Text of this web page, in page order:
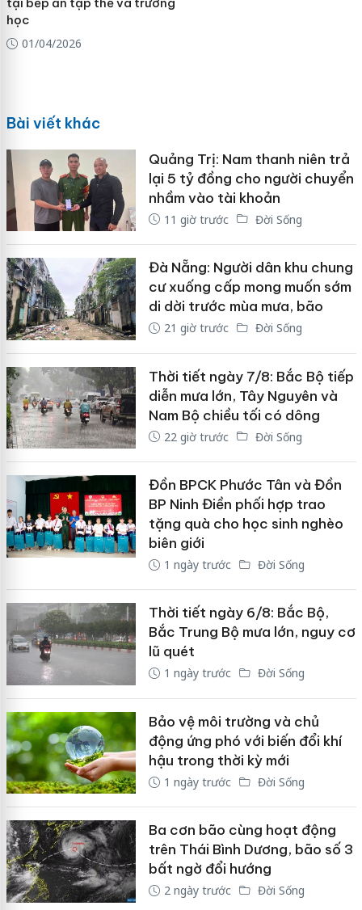
học
01/04/2026
Bài viết khác
Quảng Trị: Nam thanh niên trả
lại 5 tỷ đồng cho người chuyển
nhầm vào tài khoản
11 giờ trước Đời Sống
Đà Nẵng: Người dân khu chung
cư xuống cấp mong muốn sớm
di dời trước mùa mưa, bão
21 giờ trước Đời Sống
Thời tiết ngày 7/8: Bắc Bộ tiếp
diễn mưa lớn, Tây Nguyên và
Nam Bộ chiều tối có dông
22 giờ trước Đời Sống
Đồn BPCK Phước Tân và Đồn
BP Ninh Điền phối hợp trao
tặng quà cho học sinh nghèo
biên giới
1 ngày trước Đời Sống
Thời tiết ngày 6/8: Bắc Bộ,
Bắc Trung Bộ mưa lớn, nguy cơ
lũ quét
1 ngày trước Đời Sống
Bảo vệ môi trường và chủ
động ứng phó với biến đổi khí
hậu trong thời kỳ mới
1 ngày trước Đời Sống
Ba cơn bão cùng hoạt động
trên Thái Bình Dương, bão số 3
bất ngờ đổi hướng
2 ngày trước Đời Sống